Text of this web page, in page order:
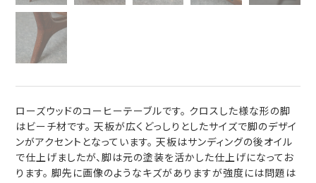
ローズウッドのコーヒーテーブルです。 クロスした様な形の脚
はビーチ材です。 天板が広くどっしりとしたサイズで脚のデザイ
ンがアクセントとなっています。 天板はサンディングの後オイル
で仕上げましたが、脚は元の塗装を活かした仕上げになってお
ります。 脚先に画像のようなキズがありますが強度には問題は